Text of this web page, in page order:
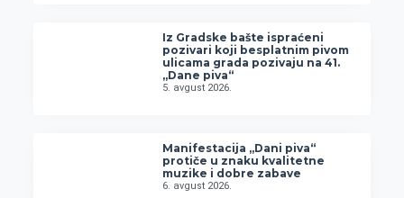
Iz Gradske bašte ispraćeni
pozivari koji besplatnim pivom
ulicama grada pozivaju na 41.
„Dane piva“
5. avgust 2026.
Manifestacija „Dani piva“
protiče u znaku kvalitetne
muzike i dobre zabave
6. avgust 2026.